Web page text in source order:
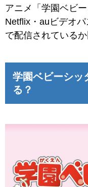
アニメ「学園ベビ
Netflix・auビデオ
で配信されている
学園ベビーシッ
る？